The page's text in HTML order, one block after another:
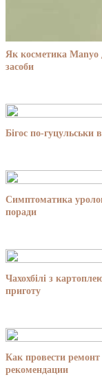
Як косметика Manyo
засоби
Бігос по-гуцульськи
Симптоматика
поради
Чахохбілі з
приготу
Как провести
рекомендации